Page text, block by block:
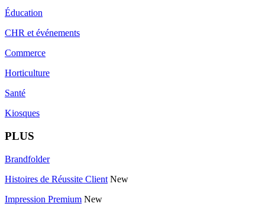
Éducation
CHR et événements
Commerce
Horticulture
Santé
Kiosques
PLUS
Brandfolder
Histoires de Réussite Client New
Impression Premium New